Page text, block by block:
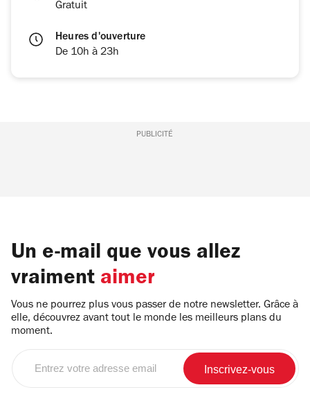
Gratuit
Heures d'ouverture
De 10h à 23h
PUBLICITÉ
Un e-mail que vous allez
vraiment aimer
Vous ne pourrez plus vous passer de notre newsletter. Grâce à
elle, découvrez avant tout le monde les meilleurs plans du
moment.